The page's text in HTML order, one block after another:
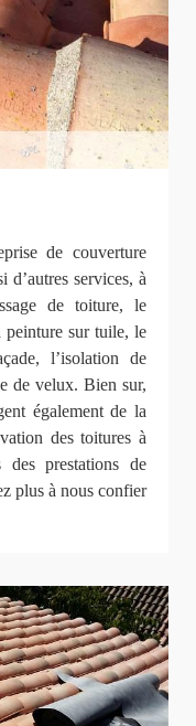
de couverture
services, à
de toiture, le
peinture sur tuile, le
l’isolation de
de velux. Bien sur,
également de la
des toitures à
prestations de
plus à nous confier